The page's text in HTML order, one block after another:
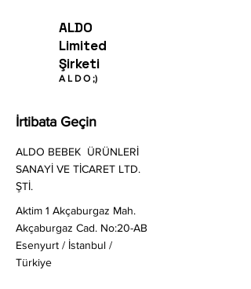
ALDO
Limited
Şirketi
A L D O ;)
İrtibata Geçin
ALDO BEBEK ÜRÜNLERİ
SANAYİ VE TİCARET LTD.
ŞTİ.
Aktim 1 Akçaburgaz Mah.
Akçaburgaz Cad. No:20-AB
Esenyurt / İstanbul /
Türkiye